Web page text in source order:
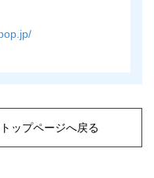
ップページへ戻る